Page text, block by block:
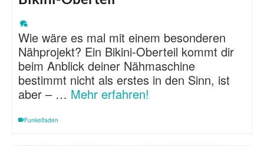
Wie wäre es mal mit einem besonderen
Nähprojekt? Ein Bikini-Oberteil kommt dir
beim Anblick deiner Nähmaschine
bestimmt nicht als erstes in den Sinn, ist
aber – … Mehr erfahren!
Funkelfaden